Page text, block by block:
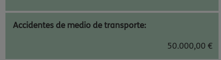
Accidentes de medio de transporte:
50.000,00 €